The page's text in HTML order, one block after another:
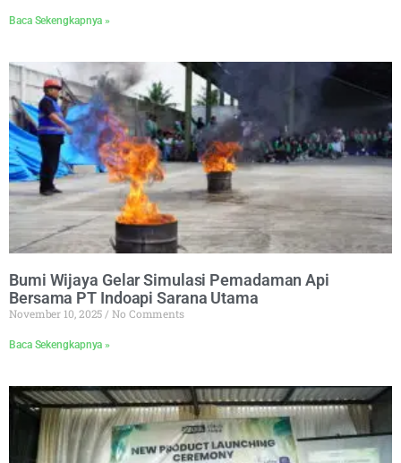
Baca Sekengkapnya »
Bumi Wijaya Gelar Simulasi Pemadaman Api
Bersama PT Indoapi Sarana Utama
November 10, 2025 No Comments
Baca Sekengkapnya »